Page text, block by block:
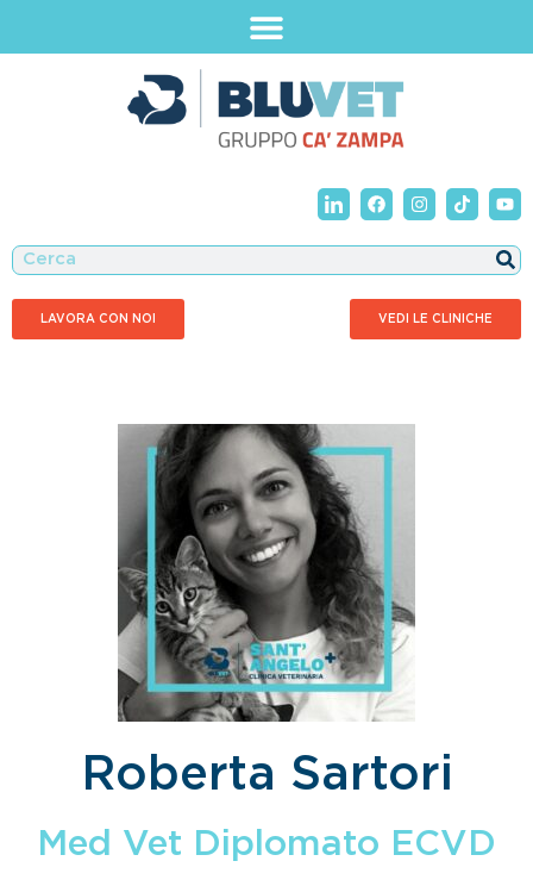
LAVORA CON NOI VEDI LE CLINICHE
Roberta Sartori
Med Vet Diplomato ECVD